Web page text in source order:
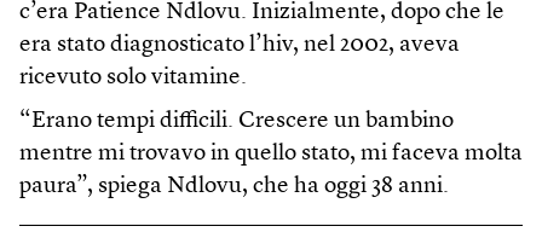
c’era Patience Ndlovu. Inizialmente, dopo che le
era stato diagnosticato l’hiv, nel 2002, aveva
ricevuto solo vitamine.
“Erano tempi difficili. Crescere un bambino
mentre mi trovavo in quello stato, mi faceva molta
paura”, spiega Ndlovu, che ha oggi 38 anni.